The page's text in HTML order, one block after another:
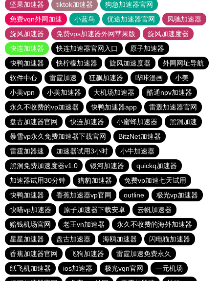
坚果加速器
tiktok加速器
狗急加速器官网
免费vqn外网加速
小蓝鸟 优途加速器官网
风驰加速器
旋风加速器
免费vps加速器外网苹果版
旋风加速度器
快连加速器
快连加速器官网入口
原子加速器
快鸭加速器
快柠檬加速器 旋风加速度器
外网网址导航
软件中心
雷霆加速 狂飙加速器 哔咔漫画
小美
小美vpn
小美加速器 大机场加速器
酷通npv加速器
永久不收费的vp加速器
快鸭加速器app
雷轰加速器官网
盘古加速器官网
快连加速器 小蜜蜂加速器
黑洞加速
暴雪vp永久免费加速器下载官网
BitzNet加速器
雷霆加器速
加速器试用3小时
小牛加速器
黑洞免费加速度器v1.0
银河加速器
quickq加速器
加速器试用30分钟
猎豹加速器
免费vp加速七天试用
快鸭加速器
香蕉加速器vp官网 outline
极光vp加速器
快喵vp加速器
原子加速器下载安卓
云帆加速器
赔钱机场官网
老王vn加速器
永久不收费的海外加速器
星星加速器
盘古加速器 海鸥加速器
闪电猫加速器
香蕉加速器官网
飞狗加速器
雷霆加速免费永久
纸飞机加速器
ios加速器 极光vqn官网
一元机场